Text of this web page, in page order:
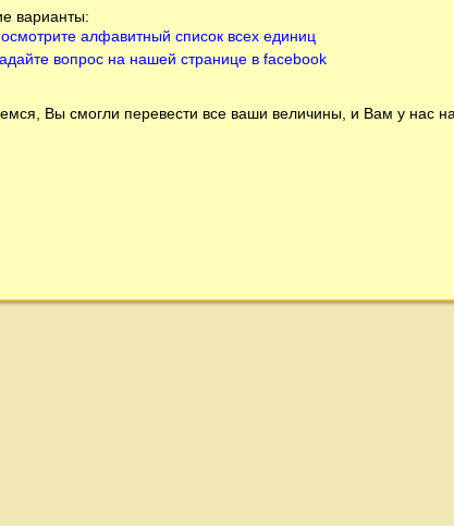
варианты:
алфавитный список всех единиц
вопрос на нашей странице в facebook
Вы смогли перевести все ваши величины, и Вам у нас на